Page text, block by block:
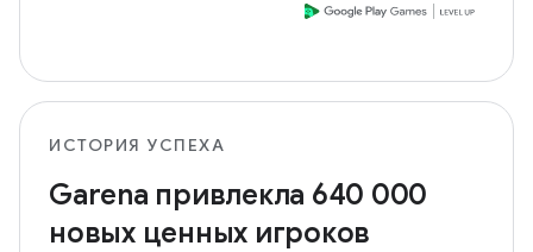
ИСТОРИЯ УСПЕХА
Garena привлекла 640 000
новых ценных игроков